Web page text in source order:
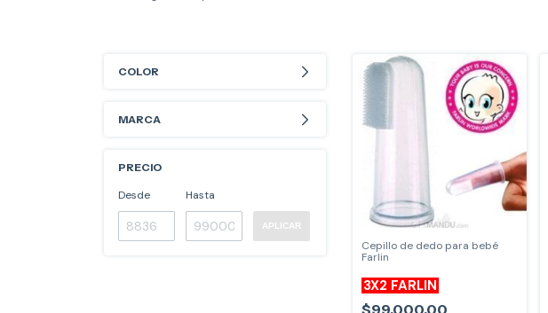
COLOR
MARCA
PRECIO
Desde Hasta
APLICAR
Cepillo de dedo para bebé
Farlin
3X2 FARLIN